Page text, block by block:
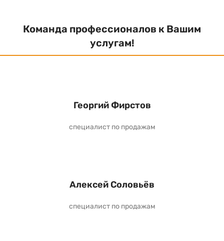
Команда профессионалов к Вашим
услугам!
Георгий Фирстов
специалист по продажам
Алексей Соловьёв
специалист по продажам